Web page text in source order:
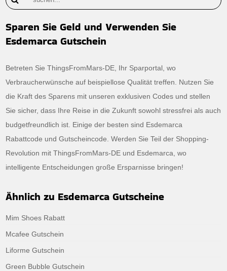
Sparen Sie Geld und Verwenden Sie
Esdemarca Gutschein
Betreten Sie ThingsFromMars-DE, Ihr Sparportal, wo
Verbraucherwünsche auf beispiellose Qualität treffen. Nutzen Sie
die Kraft des Sparens mit unseren exklusiven Codes und stellen
Sie sicher, dass Ihre Reise in die Zukunft sowohl stressfrei als auch
budgetfreundlich ist. Einige der besten sind Esdemarca
Rabattcode und Gutscheincode. Werden Sie Teil der Shopping-
Revolution mit ThingsFromMars-DE und Esdemarca, wo
intelligente Entscheidungen große Ersparnisse bringen!
Ähnlich zu Esdemarca Gutscheine
Mim Shoes Rabatt
Mcafee Gutschein
Liforme Gutschein
Green Bubble Gutschein